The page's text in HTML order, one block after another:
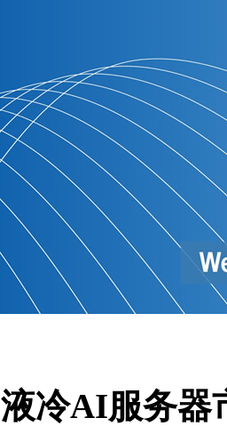
液冷AI服务器